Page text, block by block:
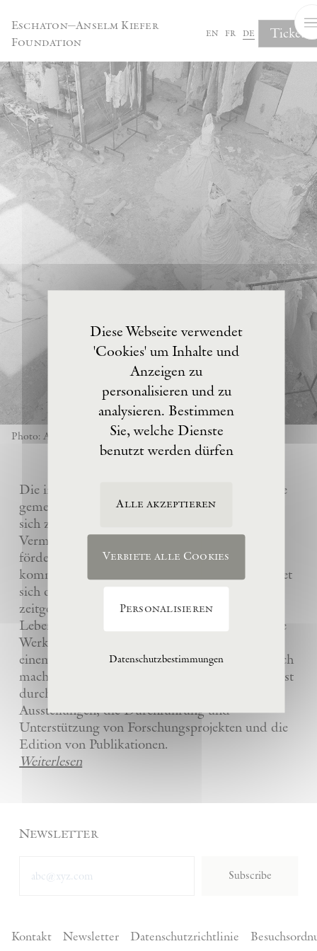
Eschaton—Anselm Kiefer
Foundation
en fr de Tickets
Photo: Anselm Kiefer
Die im Jahre 2017 von Anselm Kiefer gegründete
gemeinnützige Eschaton –Kunststiftung hat es
sich zur Aufgabe gemacht, das künstlerische
Vermächtnis ihres Gründers Anselm Kiefer zu
fördern und sein Atelier La Ribaute für
kommende Generationen zu erhalten. Sie widmet
sich dem Verständnis und der Wertschätzung
zeitgenössischer Kunst, insbesondere des
Lebenswerks von Anselm Kiefer, indem sie seine
Werke und die anderer Künstler bewahrt und
einem breiten Publikum in La Ribaute zugänglich
macht. Die Stiftung fördert zeitgenössische Kunst
durch die Organisation von internationalen
Ausstellungen, die Durchführung und
Unterstützung von Forschungsprojekten und die
Edition von Publikationen.
Weiterlesen
Newsletter
Subscribe
Kontakt Newsletter Datenschutzrichtlinie
Diese Webseite verwendet
'Cookies' um Inhalte und
Anzeigen zu
personalisieren und zu
analysieren. Bestimmen
Sie, welche Dienste
benutzt werden dürfen
Alle akzeptieren
Verbiete alle Cookies
Personalisieren
Datenschutzbestimmungen